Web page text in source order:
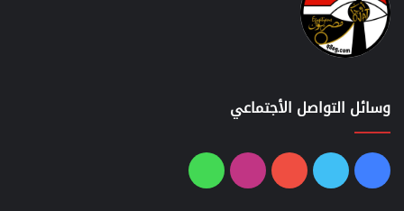
وسائل التواصل الأجتماعي
فيسبوك
تويتر يوتيوبانستقرامواتساب